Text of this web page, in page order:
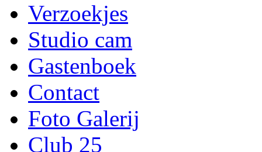
Verzoekjes
Studio cam
Gastenboek
Contact
Foto Galerij
Club 25